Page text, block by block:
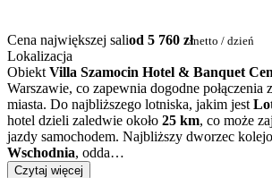
Cena największej saliod 5 760 złnetto / dzień
Lokalizacja
Obiekt Villa Szamocin Hotel & Banquet
Warszawie, co zapewnia dogodne połączenia
miasta. Do najbliższego lotniska, jakim jest
hotel dzieli zaledwie około 25 km, co może
jazdy samochodem. Najbliższy dworzec
Wschodnia, odda…
Czytaj więcej